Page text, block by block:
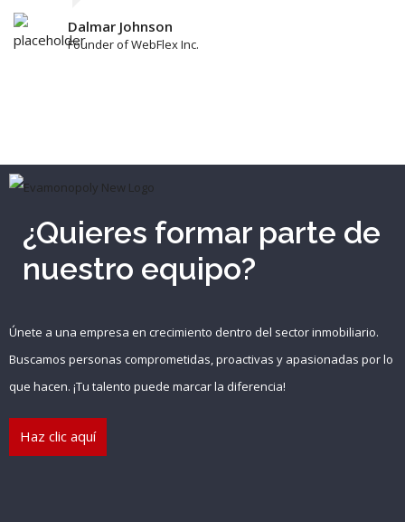
Dalmar Johnson
Founder of WebFlex Inc.
¿Quieres formar parte de
nuestro equipo?
Únete a una empresa en crecimiento dentro del sector inmobiliario.
Buscamos personas comprometidas, proactivas y apasionadas por lo
que hacen. ¡Tu talento puede marcar la diferencia!
Haz clic aquí